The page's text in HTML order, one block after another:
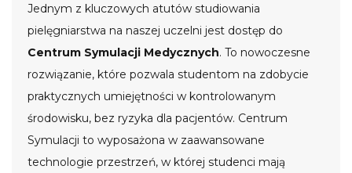
Jednym z kluczowych atutów studiowania
pielęgniarstwa na naszej uczelni jest dostęp do
Centrum Symulacji Medycznych. To nowoczesne
rozwiązanie, które pozwala studentom na zdobycie
praktycznych umiejętności w kontrolowanym
środowisku, bez ryzyka dla pacjentów. Centrum
Symulacji to wyposażona w zaawansowane
technologie przestrzeń, w której studenci mają